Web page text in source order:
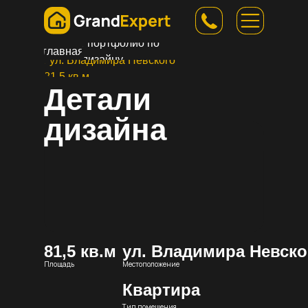
главная
/ портфолио по
дизайну
/ ул. Владимира Невского
81,5 кв.м
Детали
дизайна
ул. Владимира
Местоположение
81,5 кв.м
Площадь
Квартира